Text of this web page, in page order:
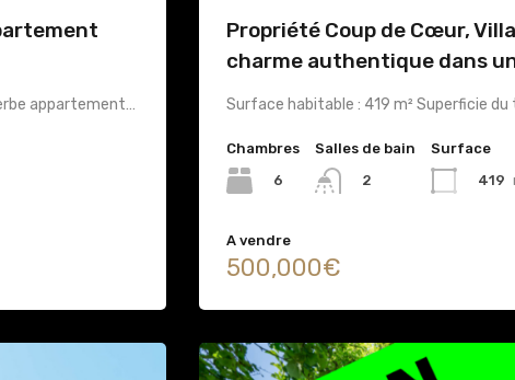
appartement…
Propriété Coup de Cœur,
charme authentique dans
Surface habitable : 419 m² Superficie du
Chambres
6
Salles de bain
2
Surface
419
A vendre
500,000€